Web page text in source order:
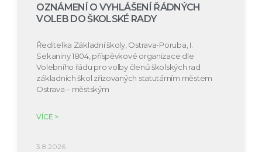
OZNÁMENÍ O VYHLÁŠENÍ ŘÁDNÝCH
VOLEB DO ŠKOLSKÉ RADY
Ředitelka Základní školy, Ostrava-Poruba, I.
Sekaniny 1804, příspěvkové organizace dle
Volebního řádu pro volby členů školských rad
základních škol zřizovaných statutárním městem
Ostrava – městským
VÍCE >
3.8.2026